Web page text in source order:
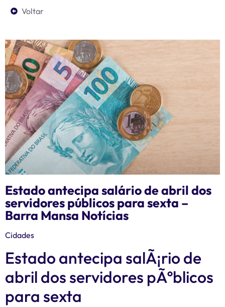
Voltar
Estado antecipa salário de abril dos
servidores públicos para sexta –
Barra Mansa Notícias
Cidades
Estado antecipa salÃ¡rio de
abril dos servidores pÃºblicos
para sexta